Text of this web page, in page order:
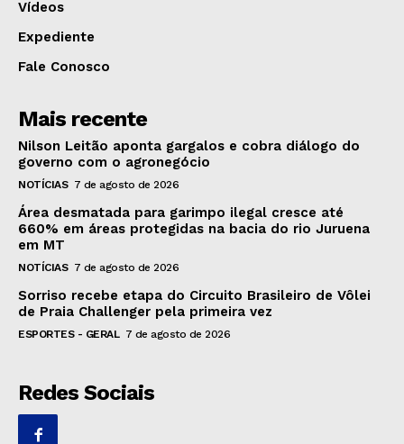
Vídeos
Expediente
Fale Conosco
Mais recente
Nilson Leitão aponta gargalos e cobra diálogo do
governo com o agronegócio
NOTÍCIAS 7 de agosto de 2026
Área desmatada para garimpo ilegal cresce até
660% em áreas protegidas na bacia do rio Juruena
em MT
NOTÍCIAS 7 de agosto de 2026
Sorriso recebe etapa do Circuito Brasileiro de Vôlei
de Praia Challenger pela primeira vez
ESPORTES - GERAL 7 de agosto de 2026
Redes Sociais